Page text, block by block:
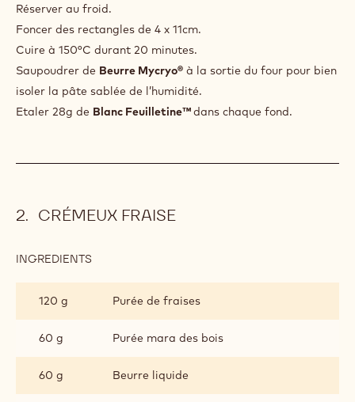
Réserver au froid.
Foncer des rectangles de 4 x 11cm.
Cuire à 150°C durant 20 minutes.
Saupoudrer de Beurre Mycryo® à la sortie du four pour bien
isoler la pâte sablée de l’humidité.
Etaler 28g de Blanc Feuilletine™dans chaque fond.
CRÉMEUX FRAISE
INGREDIENTS
120 g
Purée de fraises
60 g Purée mara des bois
60 g Beurre liquide